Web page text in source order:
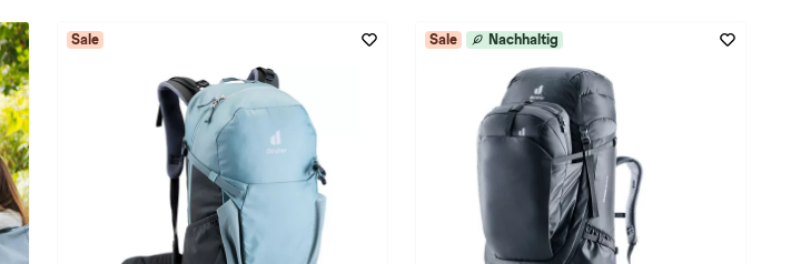
Sale Sale Nachhaltig